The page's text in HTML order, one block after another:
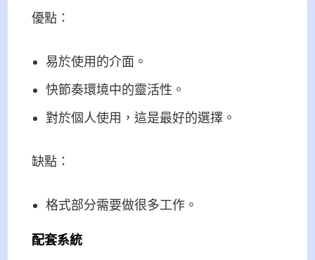
優點：
易於使用的介面。
快節奏環境中的靈活性。
對於個人使用，這是最好的選擇。
缺點：
格式部分需要做很多工作。
配套系統